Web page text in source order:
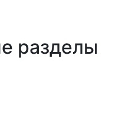
разделы